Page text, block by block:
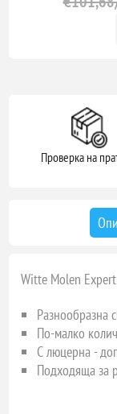
Проверка на
Witte Molen
Разнообразна
По-малко
С люцерна -
Подходяща за